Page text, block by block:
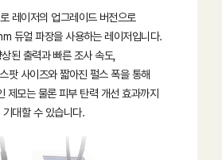
레이저의 업그레이드 버전으로
듀얼 파장을 사용하는 레이저입니다.
된 출력과 빠른 조사 속도,
팟 사이즈와 짧아진 펄스 폭을 통해
제모는 물론 피부 탄력 개선 효과까지
기대할 수 있습니다.